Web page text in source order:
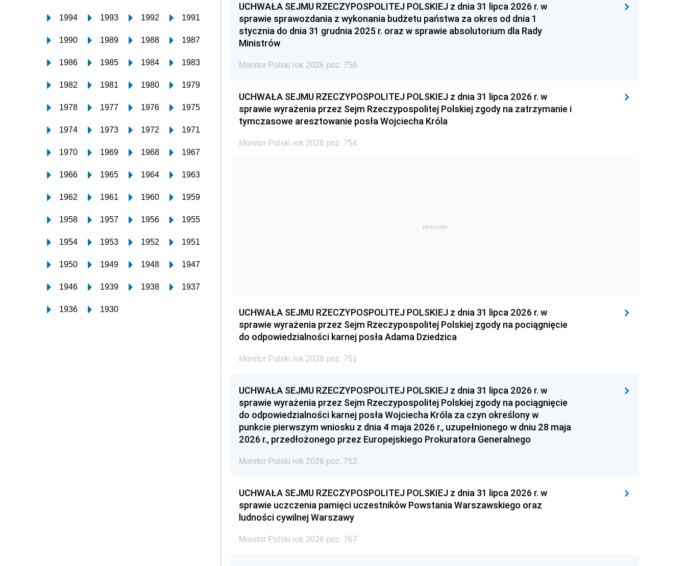
1994 1993 1992 1991
1990 1989 1988 1987
1986 1985 1984 1983
1982 1981 1980 1979
1978 1977 1976 1975
1974 1973 1972 1971
1970 1969 1968 1967
1966 1965 1964 1963
1962 1961 1960 1959
1958 1957 1956 1955
1954 1953 1952 1951
1950 1949 1948 1947
1946 1939 1938 1937
1936 1930
UCHWAŁA SEJMU RZECZYPOSPOLITEJ POLSKIEJ z dnia 31 lipca 2026 r. w
sprawie sprawozdania z wykonania budżetu państwa za okres od dnia 1
stycznia do dnia 31 grudnia 2025 r. oraz w sprawie absolutorium dla Rady
Ministrów
Monitor Polski rok 2026 poz. 756
UCHWAŁA SEJMU RZECZYPOSPOLITEJ POLSKIEJ z dnia 31 lipca 2026 r. w
sprawie wyrażenia przez Sejm Rzeczypospolitej Polskiej zgody na zatrzymanie i
tymczasowe aresztowanie posła Wojciecha Króla
Monitor Polski rok 2026 poz. 754
REKLAMA
UCHWAŁA SEJMU RZECZYPOSPOLITEJ POLSKIEJ z dnia 31 lipca 2026 r. w
sprawie wyrażenia przez Sejm Rzeczypospolitej Polskiej zgody na pociągnięcie
do odpowiedzialności karnej posła Adama Dziedzica
Monitor Polski rok 2026 poz. 751
UCHWAŁA SEJMU RZECZYPOSPOLITEJ POLSKIEJ z dnia 31 lipca 2026 r. w
sprawie wyrażenia przez Sejm Rzeczypospolitej Polskiej zgody na pociągnięcie
do odpowiedzialności karnej posła Wojciecha Króla za czyn określony w
punkcie pierwszym wniosku z dnia 4 maja 2026 r., uzupełnionego w dniu 28 maja
2026 r., przedłożonego przez Europejskiego Prokuratora Generalnego
Monitor Polski rok 2026 poz. 752
UCHWAŁA SEJMU RZECZYPOSPOLITEJ POLSKIEJ z dnia 31 lipca 2026 r. w
sprawie uczczenia pamięci uczestników Powstania Warszawskiego oraz
ludności cywilnej Warszawy
Monitor Polski rok 2026 poz. 767